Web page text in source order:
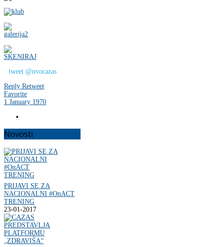
tweet @nvocazas
Reply Retweet
Favorite
1 January 1970
Novosti
PRIJAVI SE ZA
NACIONALNI #OnACT
TRENING
23-01-2017